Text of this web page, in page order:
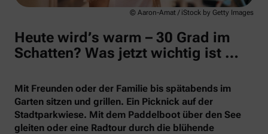
© Aaron-Amat / iStock by Getty Images
Heute wird’s warm – 30 Grad im
Schatten? Was jetzt wichtig ist …
Mit Freunden oder der Familie bis spätabends im
Garten sitzen und grillen. Ein Picknick auf der
Stadtparkwiese. Mit dem Paddelboot über den See
gleiten oder eine Radtour durch die blühende